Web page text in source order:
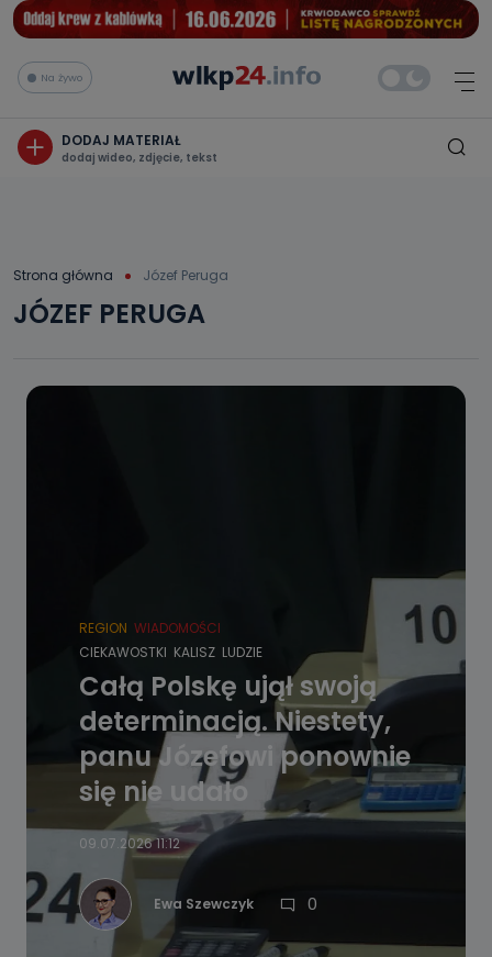
Na żywo
DODAJ MATERIAŁ
dodaj wideo, zdjęcie, tekst
Strona główna Józef Peruga
JÓZEF PERUGA
REGION WIADOMOŚCI
CIEKAWOSTKI KALISZ LUDZIE
Całą Polskę ujął swoją
determinacją. Niestety,
panu Józefowi ponownie
się nie udało
09.07.2026 11:12
Ewa Szewczyk 0